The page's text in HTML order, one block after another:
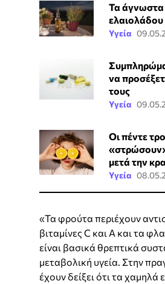
Τα άγνωστα
ελαιολάδου
Υγεία
να
τους
Υγεία
Οι πέντε
μετά την
Υγεία
«Τα φρούτα περιέχουν
βιταμίνες C και Α και τα
είναι βασικά θρεπτικά
μεταβολική υγεία. Στην
έχουν δείξει ότι τα χαμηλά